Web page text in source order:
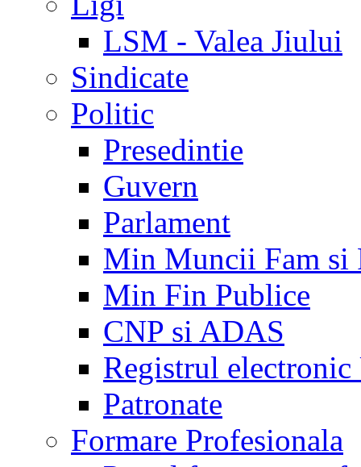
LSM - Valea Jiului
Sindicate
Politic
Presedintie
Guvern
Parlament
Min Muncii Fam si
Min Fin Publice
CNP si ADAS
Registrul electronic
Patronate
Formare Profesionala